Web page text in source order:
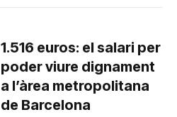
1.516 euros: el salari per
poder viure dignament
a l’àrea metropolitana
de Barcelona